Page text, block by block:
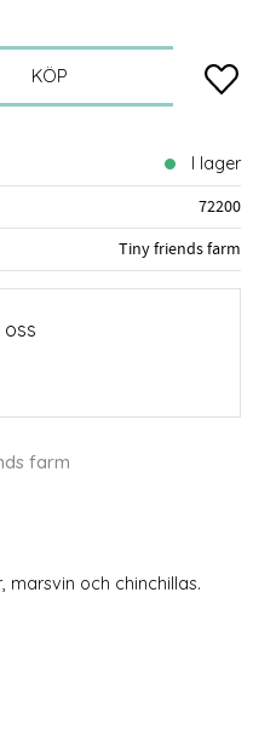
KÖP
I lager
72200
Tiny friends farm
oss
farm
marsvin och chinchillas.